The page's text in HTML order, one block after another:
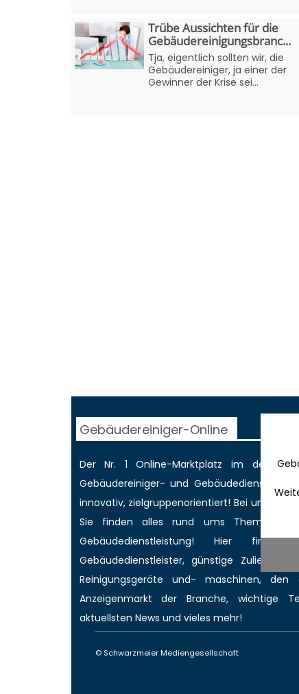
Trübe Aussichten für die
Gebäudereinigungsbranc...
Tja, eigentlich sollten wir, die
Gebäudereiniger, ja einer der
Gewinner der Krise sei...
Gebäudereiniger-Online
Der Nr. 1 Online-Marktplatz im
Gebäudereiniger- und
innovativ, zielgruppenorientiert! Bei uns
Sie finden alles rund ums Thema
Gebäudedienstleistung! Hier
Gebäudedienstleister, günstige Zulieferer
Reinigungsgeräte und- maschinen,
Anzeigenmarkt der Branche,wichtige
aktuellsten News und vieles mehr!
© Schwarzmeier Mediengesellschaft